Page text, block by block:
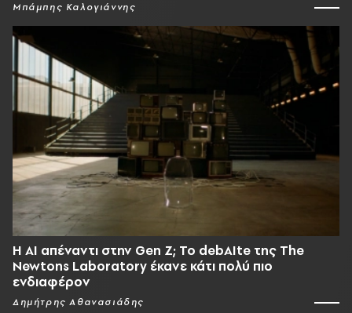
Μπάμπης Καλογιάννης
Η AI απέναντι στην Gen Z; Το debAIte της The
Newtons Laboratory έκανε κάτι πολύ πιο
ενδιαφέρον
Δημήτρης Αθανασιάδης